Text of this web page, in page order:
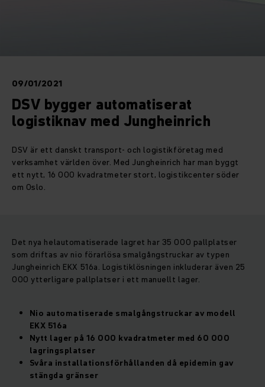
09/01/2021
DSV bygger automatiserat
logistiknav med Jungheinrich
DSV är ett danskt transport- och logistikföretag med
verksamhet världen över. Med Jungheinrich har man byggt
ett nytt, 16 000 kvadratmeter stort, logistikcenter söder
om Oslo.
Det nya helautomatiserade lagret har 35 000 pallplatser
som driftas av nio förarlösa smalgångstruckar av typen
Jungheinrich EKX 516a. Logistiklösningen inkluderar även 25
000 ytterligare pallplatser i ett manuellt lager.
Nio automatiserade smalgångstruckar av modell
EKX 516a
Nytt lager på 16 000 kvadratmeter med 60 000
lagringsplatser
Svåra installationsförhållanden då epidemin gav
stängda gränser